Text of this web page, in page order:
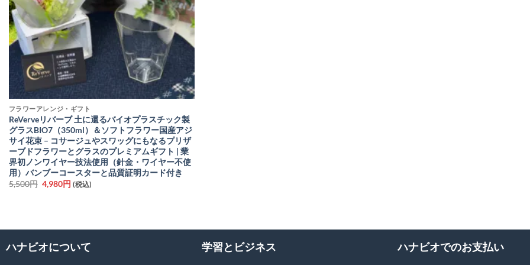
フラワーアレンジ・ギフト
ReVerveリバーブ 土に還るバイオプラスチック製
グラスBIO7（350ml）＆ソフトフラワー国産アジ
サイ花束 – コサージュやスワッグにもなるプリザ
ーブドフラワーとグラスのプレミアムギフト | 業
界初ノンワイヤー技法使用（針金・ワイヤー不使
用）バンブーコースターと品質証明カード付き
5,500円 元
の
円
で
し
4,980円 現
在
4,980
で
(税込)
ハナビオについて 学習とビジネス ハナビオでのお支払い